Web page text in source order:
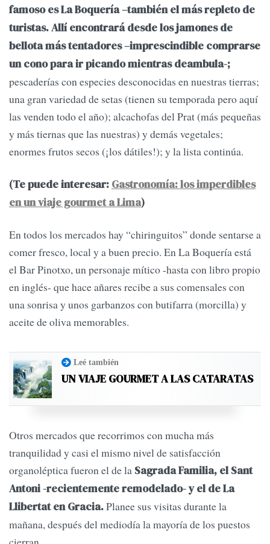
famoso es La Boquería –también el más repleto de
turistas. Allí encontrará desde los jamones de
bellota más tentadores –imprescindible comprarse
un cono para ir picando mientras deambula-;
pescaderías con especies desconocidas en nuestras tierras;
una gran variedad de setas (tienen su temporada pero aquí
las venden todo el año); alcachofas del Prat (más pequeñas
y más tiernas que las nuestras) y demás vegetales;
enormes frutos secos (¡los dátiles!); y la lista continúa.
(Te puede interesar: Gastronomía: los imperdibles
en un viaje gourmet a Lima)
En todos los mercados hay “chiringuitos” donde sentarse a
comer fresco, local y a buen precio. En La Boquería está
el Bar Pinotxo, un personaje mítico -hasta con libro propio
en inglés- que hace añares recibe a sus comensales con
una sonrisa y unos garbanzos con butifarra (morcilla) y
aceite de oliva memorables.
Leé también
UN VIAJE GOURMET A LAS CATARATAS
Otros mercados que recorrimos con mucha más
tranquilidad y casi el mismo nivel de satisfacción
organoléptica fueron el de la Sagrada Familia, el Sant
Antoni -recientemente remodelado- y el de La
Llibertat en Gracia.Planee sus visitas durante la
mañana, después del mediodía la mayoría de los puestos